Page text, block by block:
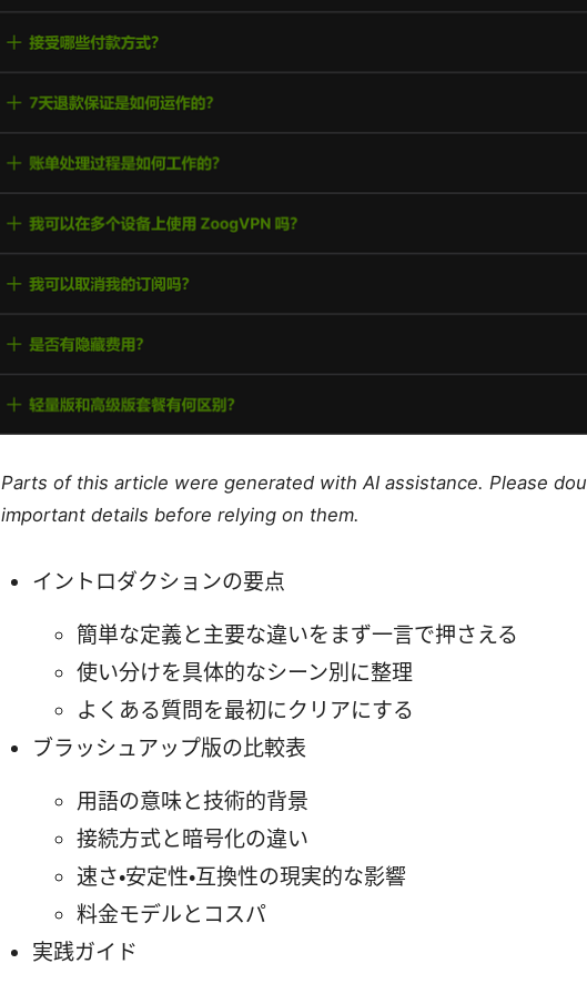
Parts of this article were generated with AI assistance. Please
important details before relying on them.
イントロダクションの要点
簡単な定義と主要な違いをまず一言で押さえる
使い分けを具体的なシーン別に整理
よくある質問を最初にクリアにする
ブラッシュアップ版の比較表
用語の意味と技術的背景
接続方式と暗号化の違い
速さ・安定性・互換性の現実的な影響
料金モデルとコスパ
実践ガイド